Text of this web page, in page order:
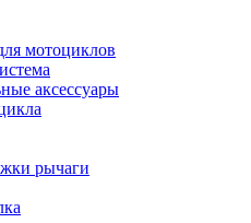
мотоциклов
аксессуары
рычаги